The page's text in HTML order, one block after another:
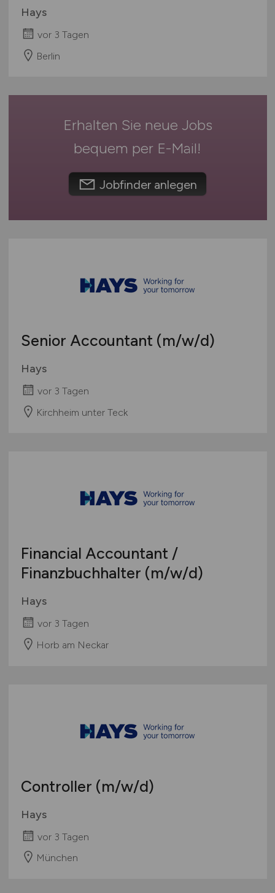
Rheinland-Pfalz
Saarland
Sachsen
Deutschlandweit
Österreich
International
Hays
vor 3 Tagen
Berlin
Erhalten Sie neue Jobs
bequem per E-Mail!
Jobfinder anlegen
Senior Accountant (m/w/d)
Hays
vor 3 Tagen
Kirchheim unter Teck
Financial Accountant /
Finanzbuchhalter (m/w/d)
Hays
vor 3 Tagen
Horb am Neckar
Controller (m/w/d)
Hays
vor 3 Tagen
München